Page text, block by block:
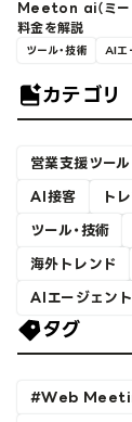
Meeton ai（ミー
料金を解説
ツール・技術 AIエ
カテゴリ
営業支援ツール
AI接客 ト
ツール・技術
海外トレンド
AIエージェント
タグ
Web